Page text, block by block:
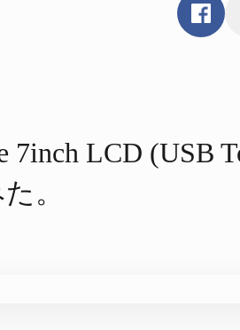
7inch LCD (USB
。